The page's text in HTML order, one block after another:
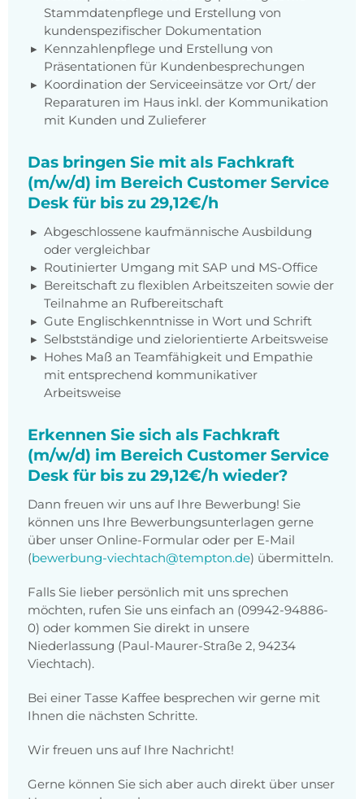
Stammdatenpflege und Erstellung von
kundenspezifischer Dokumentation
Kennzahlenpflege und Erstellung von
Präsentationen für Kundenbesprechungen
Koordination der Serviceeinsätze vor Ort/ der
Reparaturen im Haus inkl. der Kommunikation
mit Kunden und Zulieferer
Das bringen Sie mit als Fachkraft
(m/w/d) im Bereich Customer Service
Desk für bis zu 29,12€/h
Abgeschlossene kaufmännische Ausbildung
oder vergleichbar
Routinierter Umgang mit SAP und MS-Office
Bereitschaft zu flexiblen Arbeitszeiten sowie der
Teilnahme an Rufbereitschaft
Gute Englischkenntnisse in Wort und Schrift
Selbstständige und zielorientierte Arbeitsweise
Hohes Maß an Teamfähigkeit und Empathie
mit entsprechend kommunikativer
Arbeitsweise
Erkennen Sie sich als Fachkraft
(m/w/d) im Bereich Customer Service
Desk für bis zu 29,12€/h wieder?
Dann freuen wir uns auf Ihre Bewerbung! Sie
können uns Ihre Bewerbungsunterlagen gerne
über unser Online-Formular oder per E-Mail
(bewerbung-viechtach@tempton.de) übermitteln.
Falls Sie lieber persönlich mit uns sprechen
möchten, rufen Sie uns einfach an (09942-94886-
0) oder kommen Sie direkt in unsere
Niederlassung (Paul-Maurer-Straße 2, 94234
Viechtach).
Bei einer Tasse Kaffee besprechen wir gerne mit
Ihnen die nächsten Schritte.
Wir freuen uns auf Ihre Nachricht!
Gerne können Sie sich aber auch direkt über unser